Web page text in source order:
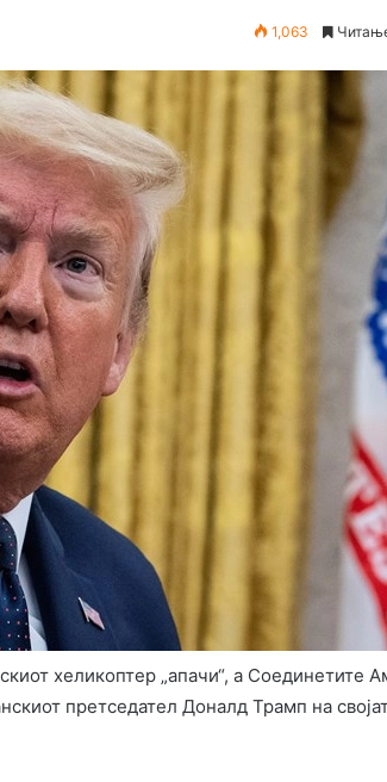
1,063
хеликоптер „апачи“, а Соединетите
претседател Доналд Трамп на